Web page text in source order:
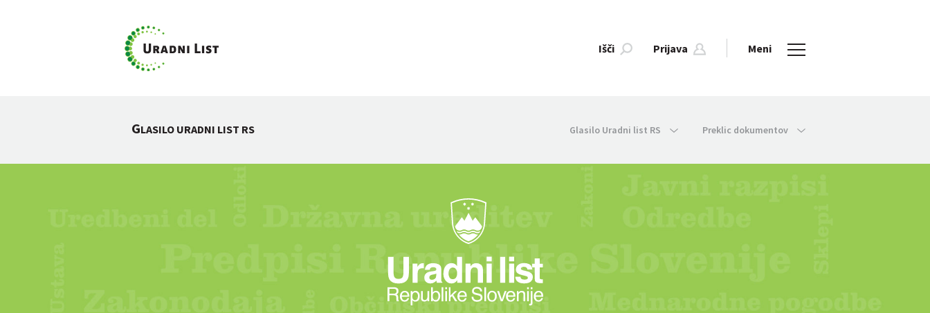
Išči Prijava Meni
GLASILO URADNI LIST RS Glasilo Uradni list RS Preklic dokumentov